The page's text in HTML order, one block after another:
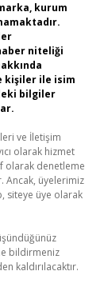
kurum
niteliği
kişiler ile isim
bilgiler
ve İletişim
olarak hizmet
olarak denetleme
Ancak, üyelerimiz
siteye üye olarak
bildirmeniz
kaldırılacaktır.